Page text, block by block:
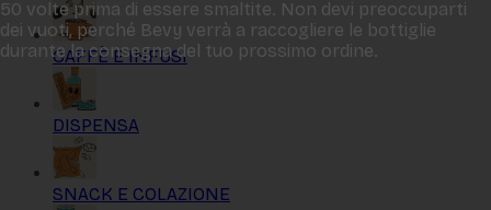
CAFFÈ E INFUSI
DISPENSA
SNACK E COLAZIONE
50 volte prima di essere smaltite. Non devi preoccuparti
dei vuoti, perché Bevy verrà a raccogliere le bottiglie
durante la consegna del tuo prossimo ordine.